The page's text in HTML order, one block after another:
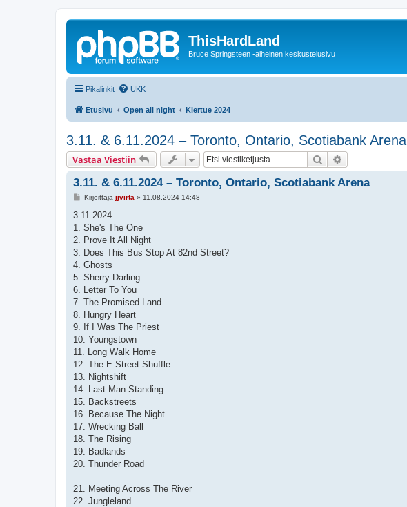
ThisHardLand
Bruce Springsteen -aiheinen keskustelusivu
Pikalinkit UKK
Etusivu Open all night Kiertue 2024
3.11. & 6.11.2024 – Toronto, Ontario, Scotiabank Arena
Vastaa Viestiin Etsi
3.11. & 6.11.2024 – Toronto, Ontario, Scotiabank Arena
V
e
Kirjoittaja jjvirta » 11.08.2024 14:48
3.11.2024
1. She's The One
2. Prove It All Night
3. Does This Bus Stop At 82nd Street?
4. Ghosts
5. Sherry Darling
6. Letter To You
7. The Promised Land
8. Hungry Heart
9. If I Was The Priest
10. Youngstown
11. Long Walk Home
12. The E Street Shuffle
13. Nightshift
14. Last Man Standing
15. Backstreets
16. Because The Night
17. Wrecking Ball
18. The Rising
19. Badlands
20. Thunder Road
21. Meeting Across The River
22. Jungleland